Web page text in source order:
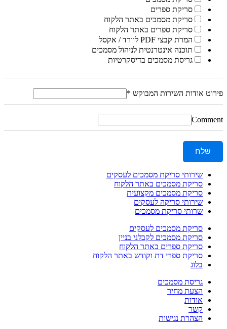
סריקת ספרים
סריקת מסמכים באתר הלקוח
סריקת ספרים באתר הלקוח
המרת קבצי PDF לוורד / אקסל
תוכנה אינטרנטית לניהול מסמכים
גריסת מסמכים בדיסקרטיות
פירוט אודות השירות המבוקש *
Comment
שלח
שירותי סריקת מסמכים לעסקים
סריקת מסמכים באתר הלקוח
סריקת מסמכים מקצועית
שירותי סריקה לעסקים
שרותי סריקת מסמכים
סריקת מסמכים לעסקים
סריקת מסמכים לקבלני בניין
סריקת ספרים באתר הלקוח
סריקת ספרי דת וקודש באתר הלקוח
בלוג
גריסת מסמכים
הצעת מחיר
אודות
קשר
הצהרת נגישות